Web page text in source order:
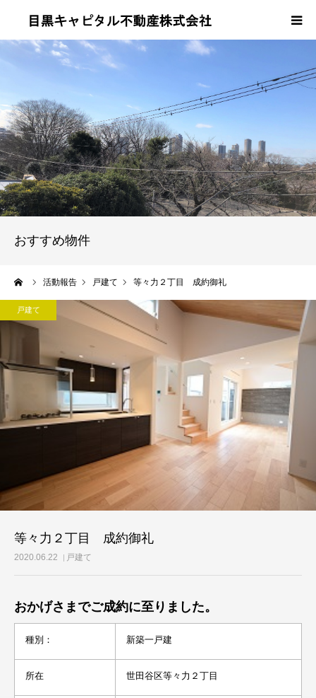
おすすめ物件
活動報告 戸建て 等々力２丁目 成約御礼
戸建て
等々力２丁目 成約御礼
2020.06.22 戸建て
おかげさまでご成約に至りました。
種別： 新築一戸建
所在 世田谷区等々力２丁目
当社について
事業内容
売買・賃貸の流れ
会社概要